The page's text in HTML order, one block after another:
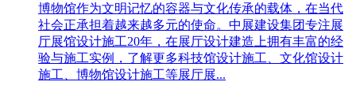
博物馆作为文明记忆的容器与文化传承的载体，在当代
社会正承担着越来越多元的使命。中展建设集团专注展
厅展馆设计施工20年，在展厅设计建造上拥有丰富的经
验与施工实例，了解更多科技馆设计施工、文化馆设计
施工、博物馆设计施工等展厅展...